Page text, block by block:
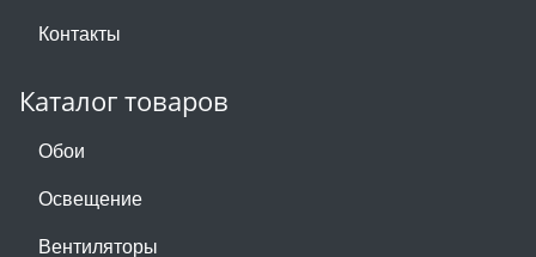
Контакты
Каталог товаров
Обои
Освещение
Вентиляторы